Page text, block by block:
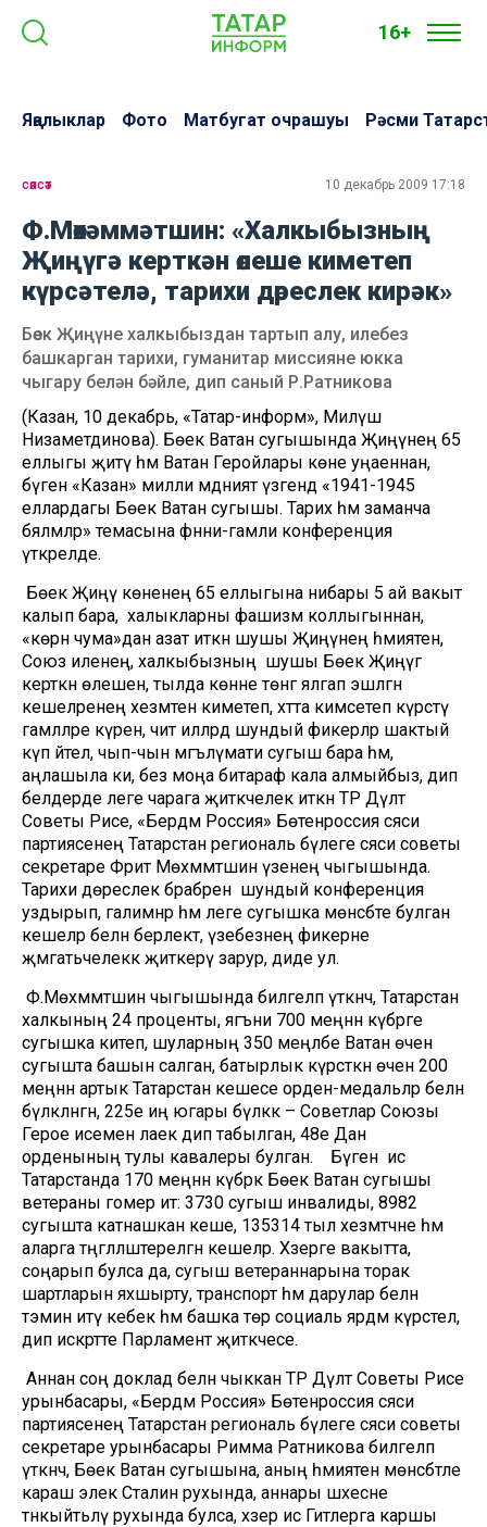
16+
Яңалыклар Фото Матбугат очрашуы Рәсми
сәясәт 10 декабрь 2009 17:18
Ф.Мөхәммәтшин: «Халкыбызның
Җиңүгә керткән өлеше киметеп
күрсәтелә, тарихи дөреслек кирәк»
Бөек Җиңүне халкыбыздан тартып алу, илебез
башкарган тарихи, гуманитар миссияне юкка
чыгару белән бәйле, дип саный Р.Ратникова
(Казан, 10 декабрь, «Татар-информ», Миләүшә
Низаметдинова). Бөек Ватан сугышында Җиңүнең 65
еллыгы җитү һәм Ватан Геройлары көне уңаеннан,
бүген «Казан» милли мәдәният үзәгендә «1941-1945
еллардагы Бөек Ватан сугышы. Тарих һәм заманча
бәяләмәләр» темасына фәнни-гамәли конференция
үткәрелде.
Бөек Җиңү көненең 65 еллыгына нибары 5 ай вакыт
калып бара, ә халыкларны фашизм коллыгыннан,
«көрән чума»дан азат иткән шушы Җиңүнең әһәмиятен,
Союз иленең, халкыбызның шушы Бөек Җиңүгә
керткән өлешен, тылда көнне төнгә ялгап эшләгән
кешеләренең хезмәтен киметеп, хәтта кимсетеп күрсәтү
гамәлләре күренә, чит илләрдә шундый фикерләр шактый
күп әйтелә, чып-чын мәгълүмати сугыш бара һәм,
аңлашыла ки, без моңа битараф кала алмыйбыз, дип
белдерде әлеге чарага җитәкчелек иткән ТР Дәүләт
Советы Рәисе, «Бердәм Россия» Бөтенроссия сәяси
партиясенең Татарстан региональ бүлеге сәяси советы
секретаре Фәрит Мөхәммәтшин үзенең чыгышында.
Тарихи дөреслек бәрабәренә шундый конференция
уздырып, галимнәр һәм әлеге сугышка мөнәсәбәте булган
кешеләр белән берлектә, үзебезнең фикерне
җәмәгатьчелеккә җиткерү зарур, диде ул.
Ф.Мөхәммәтшин чыгышында билгеләп үткәнчә, Татарстан
халкының 24 проценты, ягъни 700 меңнән күбрәге
сугышка китеп, шуларның 350 меңләбе Ватан өчен
сугышта башын салган, батырлык күрсәткән өчен 200
меңнән артык Татарстан кешесе орден-медальләр белән
бүләкләнгән, 225е иң югары бүләккә – Советлар Союзы
Герое исеменә лаек дип табылган, 48е Дан
орденының тулы кавалеры булган. Бүген исә
Татарстанда 170 меңнән күбрәк Бөек Ватан сугышы
ветераны гомер итә: 3730 сугыш инвалиды, 8982
сугышта катнашкан кеше, 135314 тыл хезмәтчәне һәм
аларга тәңгәлләштерелгән кешеләр. Хәзерге вакытта,
соңарып булса да, сугыш ветераннарына торак
шартларын яхшырту, транспорт һәм дарулар белән
тәэмин итү кебек һәм башка төр социаль ярдәм күрсәтелә,
дип искәртте Парламент җитәкчесе.
Аннан соң доклад белән чыккан ТР Дәүләт Советы Рәисе
урынбасары, «Бердәм Россия» Бөтенроссия сәяси
партиясенең Татарстан региональ бүлеге сәяси советы
секретаре урынбасары Римма Ратникова билгеләп
үткәнчә, Бөек Ватан сугышына, аның әһәмиятенә мөнәсәбәтле
караш элек Сталин рухында, аннары шәхесне
тәнкыйтьләү рухында булса, хәзер исә Гитлерга каршы